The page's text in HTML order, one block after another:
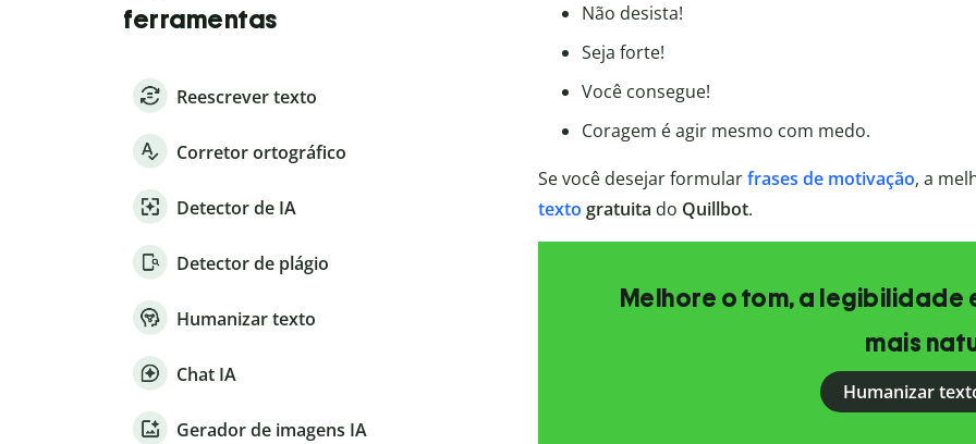
ferramentas
Reescrever texto
Corretor ortográfico
Detector de IA
Detector de plágio
Humanizar texto
Chat IA
Gerador de imagens IA
Não desista!
Seja forte!
Você consegue!
Coragem é agir mesmo com medo.
Se você desejar formularfrases de motivação, a
texto gratuita do Quillbot.
Melhore o tom, a legibilidade
mais
Humanizar